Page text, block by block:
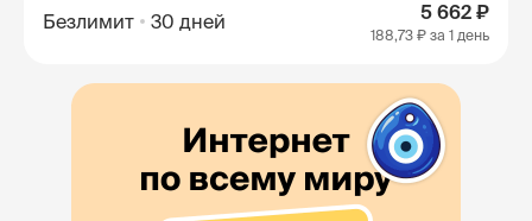
Безлимит 30 дней 5 662 ₽
188,73 ₽ за 1 день